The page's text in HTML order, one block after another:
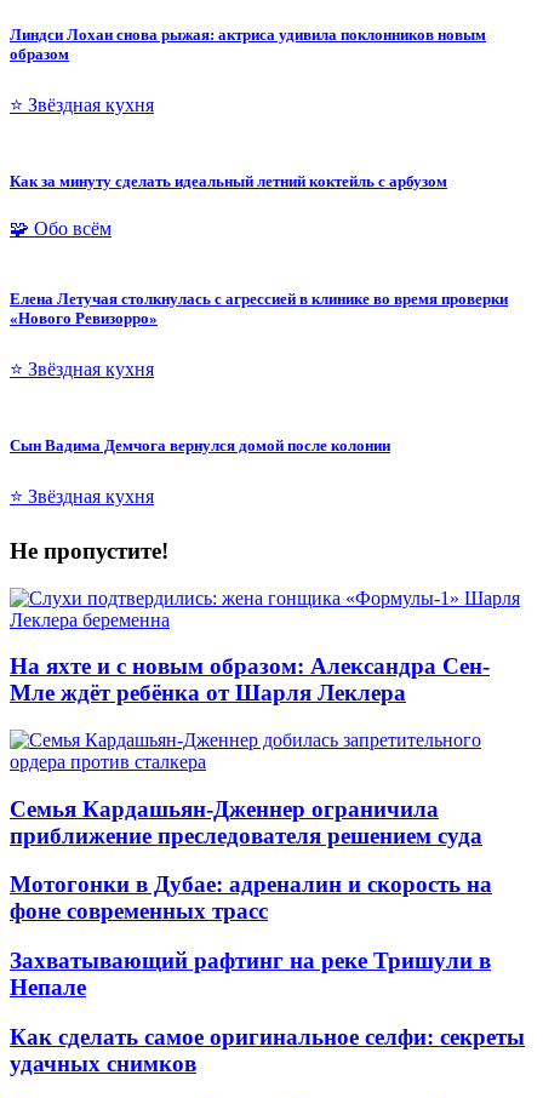
Линдси Лохан снова рыжая: актриса удивила поклонников новым
образом
⭐ Звёздная кухня
Как за минуту сделать идеальный летний коктейль с арбузом
🧩 Обо всём
Елена Летучая столкнулась с агрессией в клинике во время проверки
«Нового Ревизорро»
⭐ Звёздная кухня
Сын Вадима Демчога вернулся домой после колонии
⭐ Звёздная кухня
Не пропустите!
На яхте и с новым образом: Александра Сен-
Мле ждёт ребёнка от Шарля Леклера
Семья Кардашьян-Дженнер ограничила
приближение преследователя решением суда
Мотогонки в Дубае: адреналин и скорость на
фоне современных трасс
Захватывающий рафтинг на реке Тришули в
Непале
Как сделать самое оригинальное селфи: секреты
удачных снимков